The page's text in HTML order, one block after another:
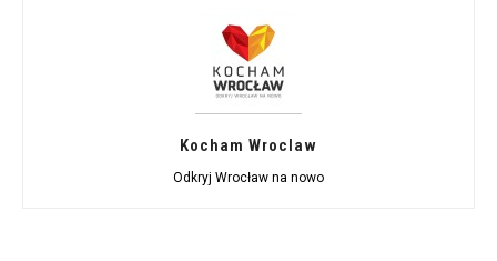
Kocham Wroclaw
Odkryj Wrocław na nowo